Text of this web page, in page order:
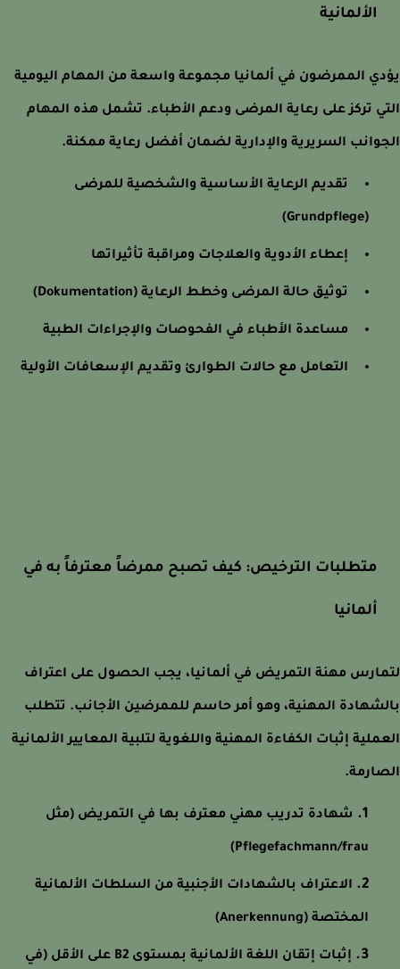
الألمانية
الممرضون في ألمانيا مجموعة واسعة من المهام اليومية
تركز على رعاية المرضى ودعم الأطباء. تشمل هذه المهام
السريرية والإدارية لضمان أفضل رعاية ممكنة.
تقديم الرعاية الأساسية والشخصية للمرضى
إعطاء الأدوية والعلاجات ومراقبة تأثيراتها
توثيق حالة المرضى وخطط الرعاية (Dokumentation)
مساعدة الأطباء في الفحوصات والإجراءات الطبية
التعامل مع حالات الطوارئ وتقديم الإسعافات الأولية
متطلبات الترخيص: كيف تصبح ممرضاً معترفاً به في
ألمانيا
مهنة التمريض في ألمانيا، يجب الحصول على اعتراف
المهنية، وهو أمر حاسم للممرضين الأجانب. تتطلب
إثبات الكفاءة المهنية واللغوية لتلبية المعايير الألمانية
شهادة تدريب مهني معترف بها في التمريض (مثل
Pflegefachmann/frau)
الاعتراف بالشهادات الأجنبية من السلطات الألمانية
المختصة (Anerkennung)
إثبات إتقان اللغة الألمانية بمستوى B2 على الأقل (في